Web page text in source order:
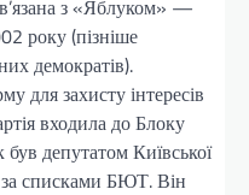
з «Яблуком» —
року (пізніше
демократів).
для захисту інтересів
входила до Блоку
депутатом Київської
списками БЮТ. Він